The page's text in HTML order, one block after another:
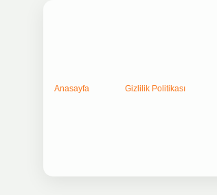
Anasayfa Gizlilik Politikası